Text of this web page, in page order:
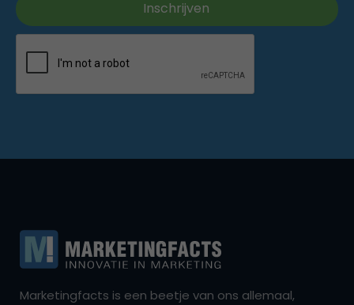
Marketingfacts is een beetje van ons allemaal,